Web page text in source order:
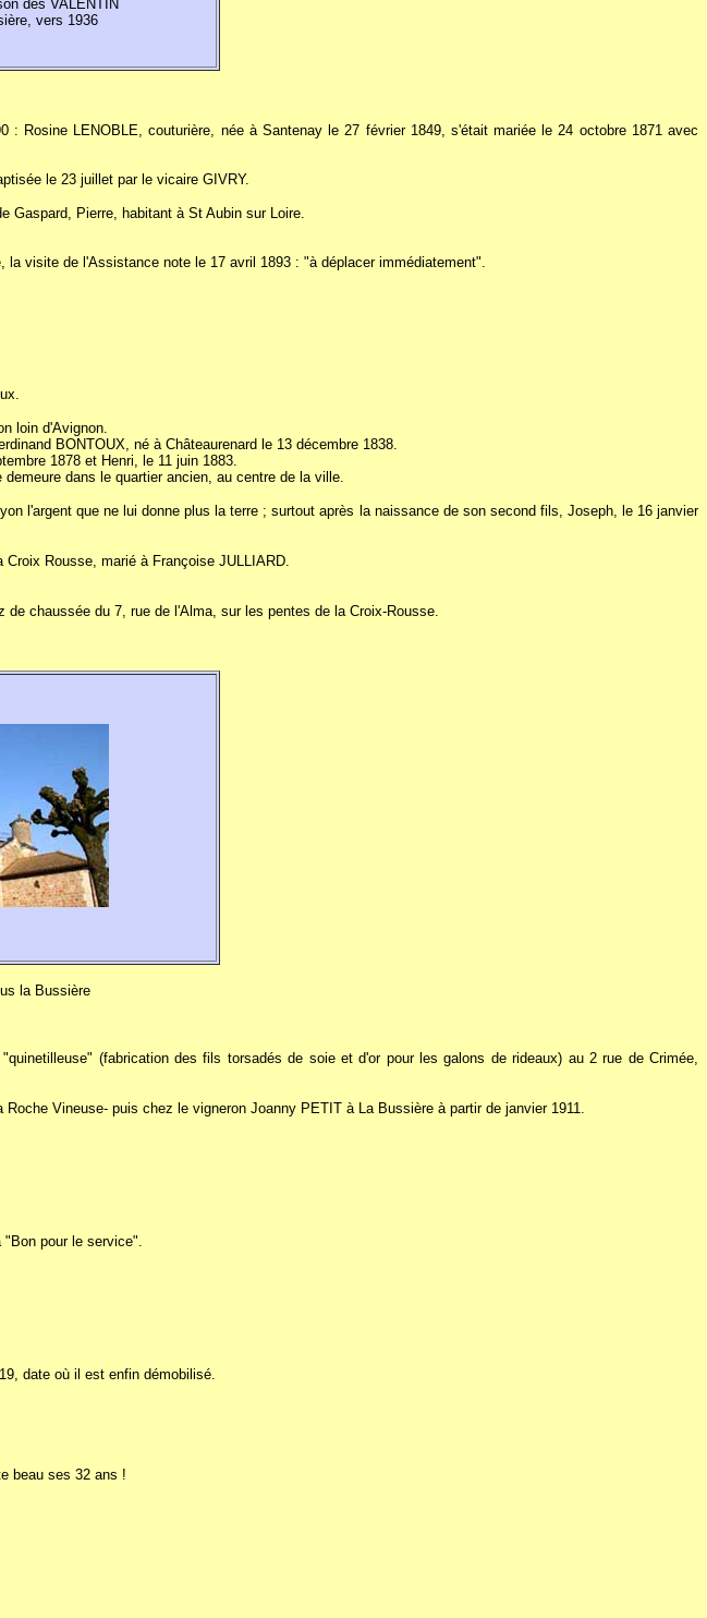
des VALENTIN
vers 1936
Rosine LENOBLE, couturière, née à Santenay le 27 février 1849, s'était mariée le 24 octobre 1871 avec
le 23 juillet par le vicaire GIVRY.
Gaspard, Pierre, habitant à St Aubin sur Loire.
la visite de l'Assistance note le 17 avril 1893 : "à déplacer immédiatement".
loin d'Avignon.
BONTOUX, né à Châteaurenard le 13 décembre 1838.
1878 et Henri, le 11 juin 1883.
dans le quartier ancien, au centre de la ville.
l'argent que ne lui donne plus la terre ; surtout après la naissance de son second fils, Joseph, le 16 janvier
Rousse, marié à Françoise JULLIARD.
chaussée du 7, rue de l'Alma, sur les pentes de la Croix-Rousse.
la Bussière
(fabrication des fils torsadés de soie et d'or pour les galons de rideaux) au 2 rue de Crimée,
Vineuse- puis chez le vigneron Joanny PETIT à La Bussière à partir de janvier 1911.
"Bon pour le service".
date où il est enfin démobilisé.
beau ses 32 ans !